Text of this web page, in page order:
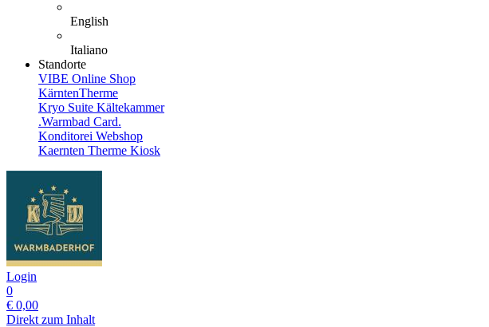
English
Italiano
Standorte
VIBE Online Shop
KärntenTherme
Kryo Suite Kältekammer
.Warmbad Card.
Konditorei Webshop
Kaernten Therme Kiosk
Login
0
€ 0,00
Direkt zum Inhalt